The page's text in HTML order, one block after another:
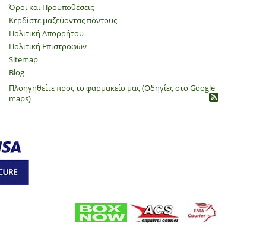
Όροι και Προϋποθέσεις
Κερδίστε μαζεύοντας πόντους
Πολιτική Απορρήτου
​Πολιτική Επιστροφών
Sitemap
Blog
Πλοηγηθείτε προς το φαρμακείο μας (Οδηγίες στο Google
maps)